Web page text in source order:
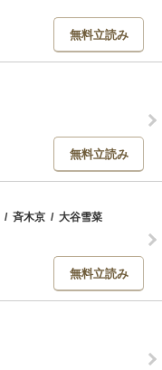
無料立読み
無料立読み
/ 斉木京 / 大谷雪菜
無料立読み